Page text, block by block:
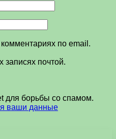
по email.
почтой.
для борьбы со спамом.
ваши данные